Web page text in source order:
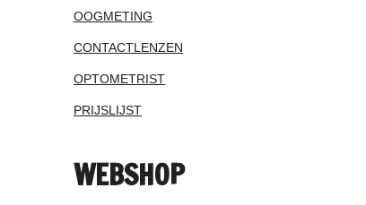
OOGMETING
CONTACTLENZEN
OPTOMETRIST
PRIJSLIJST
WEBSHOP